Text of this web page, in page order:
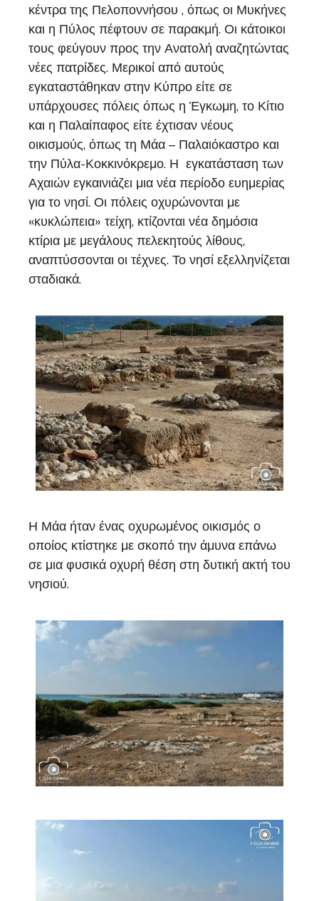
κέντρα της Πελοποννήσου , όπως οι Μυκήνες
και η Πύλος πέφτουν σε παρακμή. Οι κάτοικοι
τους φεύγουν προς την Ανατολή αναζητώντας
νέες πατρίδες. Μερικοί από αυτούς
εγκαταστάθηκαν στην Κύπρο είτε σε
υπάρχουσες πόλεις όπως η Έγκωμη, το Κίτιο
και η Παλαίπαφος είτε έχτισαν νέους
οικισμούς, όπως τη Μάα – Παλαιόκαστρο και
την Πύλα-Κοκκινόκρεμο. Η εγκατάσταση των
Αχαιών εγκαινιάζει μια νέα περίοδο ευημερίας
για το νησί. Οι πόλεις οχυρώνονται με
«κυκλώπεια» τείχη, κτίζονται νέα δημόσια
κτίρια με μεγάλους πελεκητούς λίθους,
αναπτύσσονται οι τέχνες. Το νησί εξελληνίζεται
σταδιακά.
Η Μάα ήταν ένας οχυρωμένος οικισμός ο
οποίος κτίστηκε με σκοπό την άμυνα επάνω
σε μια φυσικά οχυρή θέση στη δυτική ακτή του
νησιού.